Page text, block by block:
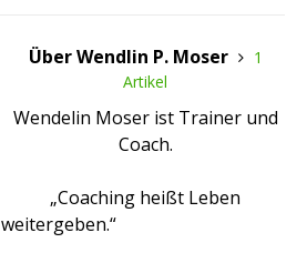
Über Wendlin P. Moser
1
Artikel
Wendelin Moser ist Trainer und
Coach.
„Coaching heißt Leben
weitergeben.“